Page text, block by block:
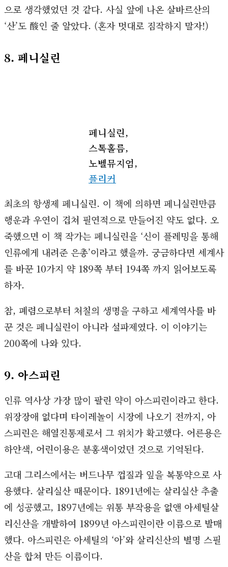
으로 생각했었던 것 같다. 사실 앞에 나온 살바르산의
‘산’도 酸인 줄 알았다. (혼자 멋대로 짐작하지 말자!)
8. 페니실린
페니실린,
스톡홀름,
노벨뮤지엄,
플리커
최초의 항생제 페니실린. 이 책에 의하면 페니실린만큼
행운과 우연이 겹쳐 필연적으로 만들어진 약도 없다. 오
죽했으면 이 책 작가는 페니실린을 ‘신이 플레밍을 통해
인류에게 내려준 은총’이라고 했을까. 궁금하다면 세계사
를 바꾼 10가지 약 189쪽 부터 194쪽 까지 읽어보도록
하자.
참, 폐렴으로부터 처칠의 생명을 구하고 세계역사를 바
꾼 것은 페니실린이 아니라 설파제였다. 이 이야기는
200쪽에 나와 있다.
9. 아스피린
인류 역사상 가장 많이 팔린 약이 아스피린이라고 한다.
위장장애 없다며 타이레놀이 시장에 나오기 전까지, 아
스피린은 해열진통제로서 그 위치가 확고했다. 어른용은
하얀색, 어린이용은 분홍색이었던 것으로 기억된다.
고대 그리스에서는 버드나무 껍질과 잎을 복통약으로 사
용했다. 살리실산 때문이다. 1891년에는 살리실산 추출
에 성공했고, 1897년에는 위통 부작용을 없앤 아세틸살
리신산을 개발하여 1899년 아스피린이란 이름으로 발매
했다. 아스피린은 아세틸의 ‘아’와 살리신산의 별명 스필
산을 합쳐 만든 이름이다.